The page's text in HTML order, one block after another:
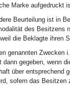
Marke aufgedruckt
Beurteilung ist in
des Besitzens
die Beklagte ihren
genannten Zwecken
dann gegeben, wenn
über entsprechend
sofern das Besitzen